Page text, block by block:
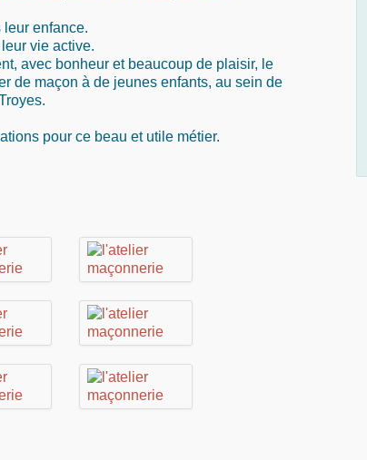
leur enfance.
leur vie active.
avec bonheur et beaucoup de plaisir, le
de maçon à de jeunes enfants, au sein de
pour ce beau et utile métier.